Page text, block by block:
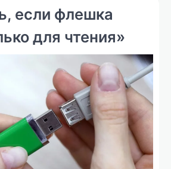
если флешка
для чтения»